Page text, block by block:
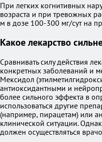
При легких когнитивных
возраста и при тревожных
м в дозе 100-300 мг/сут на
Какое лекарство
Сравнивать силу действия
конкретных заболеваний и
Мексидол
антиоксидантными и
более сильного эффекта в
использоваться другие
(например, пирацетам) или
клинической ситуации.
должен осуществляться